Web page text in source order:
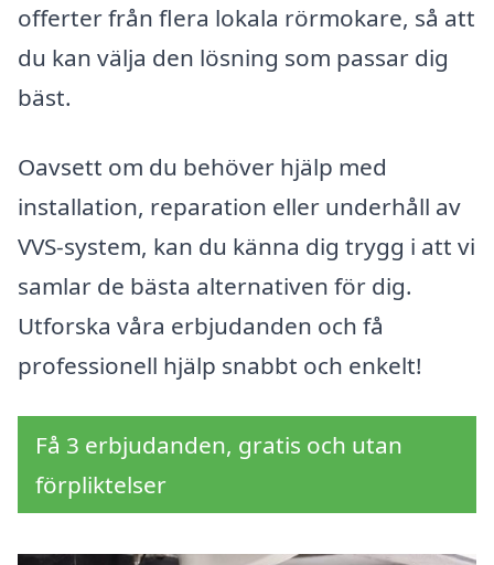
offerter från flera lokala rörmokare, så att
du kan välja den lösning som passar dig
bäst.
Oavsett om du behöver hjälp med
installation, reparation eller underhåll av
VVS-system, kan du känna dig trygg i att vi
samlar de bästa alternativen för dig.
Utforska våra erbjudanden och få
professionell hjälp snabbt och enkelt!
Få 3 erbjudanden, gratis och utan
förpliktelser